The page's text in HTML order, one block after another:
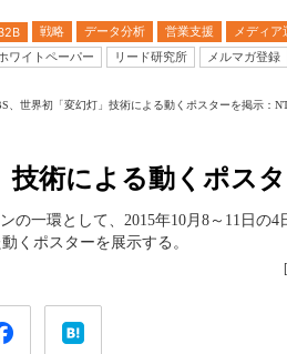
戦略 データ分析 営業支援 メディア
ワイトペーパー
リード研究所 メルマガ登録
、世界初「変幻灯」技術による動くポスターを掲示：
技術による動くポス
の一環として、2015年10月8～11日の4
くポスターを展示する。
[